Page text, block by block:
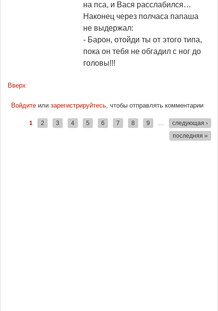
на пса, и Вася расслабился…
Наконец через полчаса папаша
не выдержал:
- Барон, отойди ты от этого типа,
пока он тебя не обгадил с ног до
головы!!!
Вверх
Войдитеили зарегистрируйтесь, чтобы отправлять комментарии
1 2 3 4 5 6 7 8 9 …
следующая ›
последняя »